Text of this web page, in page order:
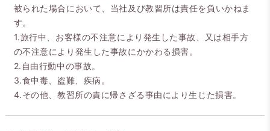
被られた場合において、当社及び教習所は責任を負いかねま
す。
1.旅行中、お客様の不注意により発生した事故、又は相手方
の不注意により発生した事故にかかわる損害。
2.自由行動中の事故。
3.食中毒、盗難、疾病。
4.その他、教習所の責に帰さざる事由により生じた損害。